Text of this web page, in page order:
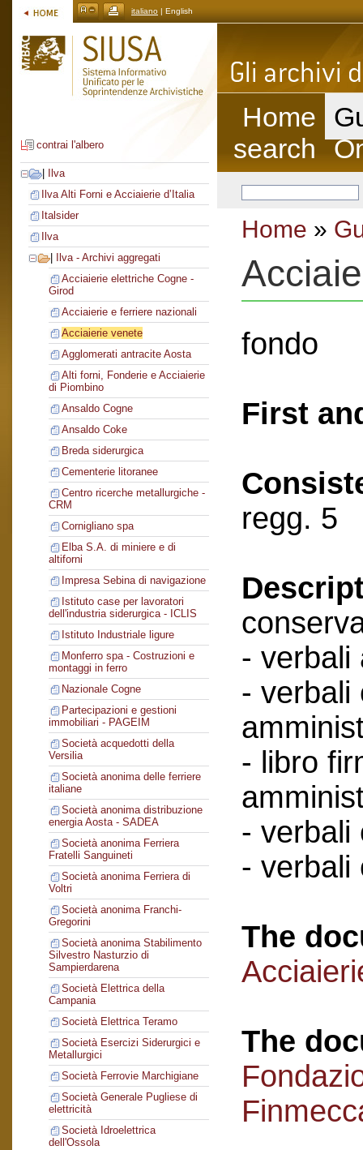
italiano | English
contrai l'albero
Ilva
Ilva Alti Forni e Acciaierie d’Italia
Italsider
Ilva
Ilva - Archivi aggregati
Acciaierie elettriche Cogne -
Girod
Acciaierie e ferriere nazionali
Acciaierie venete
Agglomerati antracite Aosta
Alti forni, Fonderie e Acciaierie
di Piombino
Ansaldo Cogne
Ansaldo Coke
Breda siderurgica
Cementerie litoranee
Centro ricerche metallurgiche -
CRM
Cornigliano spa
Elba S.A. di miniere e di
altiforni
Impresa Sebina di navigazione
Istituto case per lavoratori
dell'industria siderurgica - ICLIS
Istituto Industriale ligure
Monferro spa - Costruzioni e
montaggi in ferro
Nazionale Cogne
Partecipazioni e gestioni
immobiliari - PAGEIM
Società acquedotti della
Versilia
Società anonima delle ferriere
italiane
Società anonima distribuzione
energia Aosta - SADEA
Società anonima Ferriera
Fratelli Sanguineti
Società anonima Ferriera di
Voltri
Società anonima Franchi-
Gregorini
Società anonima Stabilimento
Silvestro Nasturzio di
Sampierdarena
Società Elettrica della
Campania
Società Elettrica Teramo
Società Esercizi Siderurgici e
Metallurgici
Società Ferrovie Marchigiane
Società Generale Pugliese di
elettricità
Società Idroelettrica
dell'Ossola
Home
search
Home »
fondo
First
regg. 5
- verbali
- verbali
- libro
- verbali
- verbali
The
The